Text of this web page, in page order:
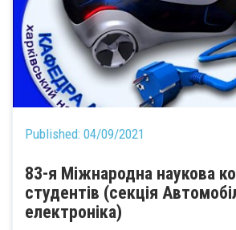
Published: 04/09/2021
83-я Міжнародна наукова
студентів (секція
електроніка)